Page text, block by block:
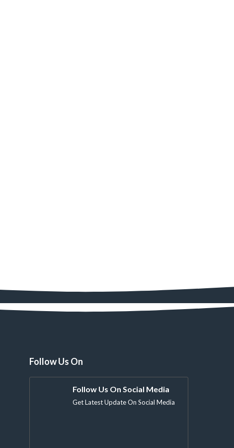
Follow Us On
Follow Us On Social Media
Get Latest Update On Social Media